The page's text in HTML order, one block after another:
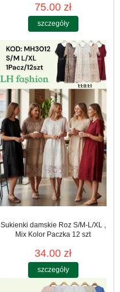
75.00 zł
szczegóły
Sukienki damskie Roz S/M-L/XL ,
Mix Kolor Paczka 12 szt
34.00 zł
szczegóły